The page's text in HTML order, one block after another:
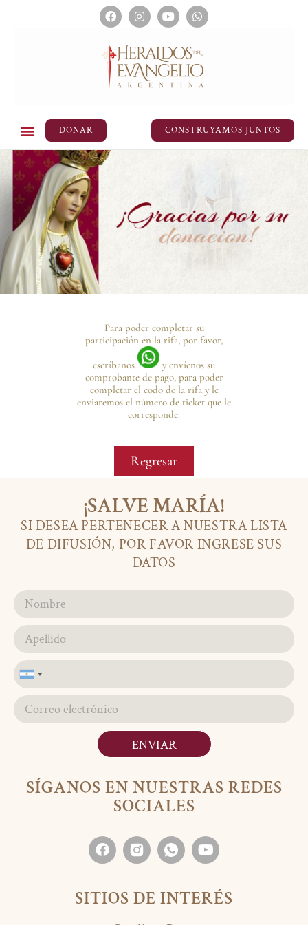
DONAR CONSTRUYAMOS JUNTOS
Para poder completar su
participación en la rifa, por favor,
escríbanos
y envíenos su
comprobante de pago, para poder
completar el codo de la rifa y le
enviaremos el número de ticket que le
corresponde.
Regresar
SÍGANOS EN NUESTRAS REDES
SOCIALES
SITIOS DE INTERÉS
¡SALVE MARÍA!
SI DESEA PERTENECER A NUESTRA LISTA
DE DIFUSIÓN, POR FAVOR INGRESE SUS
DATOS
Argentina
ENVIAR